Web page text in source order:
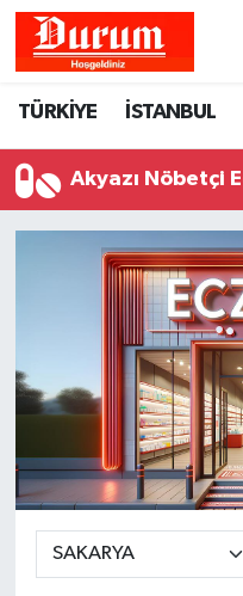
TÜRKİYE İSTANBUL
Akyazı Nöbetçi
Hava Durumu
Namaz Vakitleri
Trafik Durumu
Süper Lig Puan
Tüm Manşetler
Son Dakika
Haber Arşivi